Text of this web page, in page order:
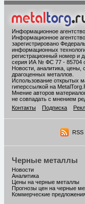
Информационное
Информационное
зарегистрировано
информационных
регистрационный номер и
серия ИА № ФС 77 - 85704
Новости, аналитика, цены,
драгоценных металлов.
Использование открытых
гиперссылкой на
Мнение авторов
не совпадать с мнением
Контакты
Подписка
RSS
Черные металлы
Новости
Аналитика
Цены на черные металлы
Прогнозы цен на черные
Коммерческие